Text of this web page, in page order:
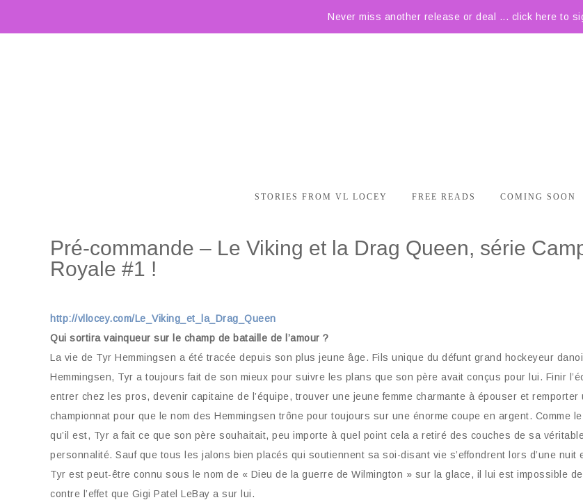
Never miss another release or deal ... click here to
STORIES FROM VL LOCEY FREE READS COMING SOON
Pré-commande – Le Viking et la Drag Queen, série
Royale #1 !
http://vllocey.com/Le_Viking_et_la_Drag_Queen
Qui sortira vainqueur sur le champ de bataille de l’amour ?
La vie de Tyr Hemmingsen a été tracée depuis son plus jeune âge. Fils unique du défunt grand hockeyeur
Hemmingsen, Tyr a toujours fait de son mieux pour suivre les plans que son père avait conçus pour lui. Finir
entrer chez les pros, devenir capitaine de l’équipe, trouver une jeune femme charmante à épouser et remporter
championnat pour que le nom des Hemmingsen trône pour toujours sur une énorme coupe en argent. Comme
qu’il est, Tyr a fait ce que son père souhaitait, peu importe à quel point cela a retiré des couches de sa
personnalité. Sauf que tous les jalons bien placés qui soutiennent sa soi-disant vie s’effondrent lors d’une nuit
Tyr est peut-être connu sous le nom de « Dieu de la guerre de Wilmington » sur la glace, il lui est impossible
contre l’effet que Gigi Patel LeBay a sur lui.